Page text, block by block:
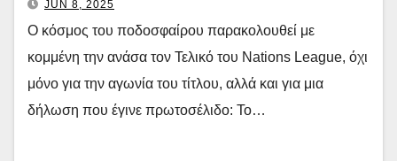
JUN 8, 2025
Ο κόσμος του ποδοσφαίρου παρακολουθεί με
κομμένη την ανάσα τον Τελικό του Nations League, όχι
μόνο για την αγωνία του τίτλου, αλλά και για μια
δήλωση που έγινε πρωτοσέλιδο: Το…